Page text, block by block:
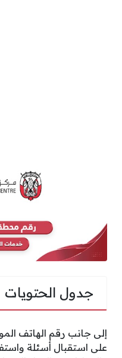
جدول الحتويات
إلى جانب رقم الهاتف
على استقبال أسئلة